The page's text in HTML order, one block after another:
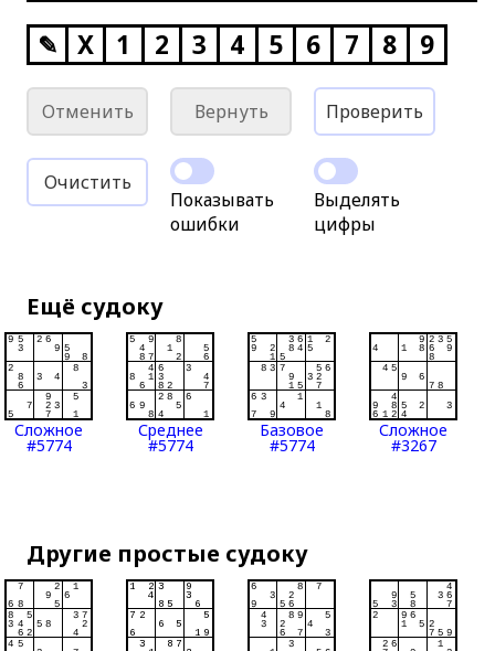
✎ X 1 2 3 4 5 6 7 8 9
Отменить Вернуть Проверить
Очистить
Показывать
ошибки
Выделять
цифры
Ещё судоку
Сложное
#5774
Среднее
#5774
Базовое
#5774
Сложное
#3267
Другие простые судоку